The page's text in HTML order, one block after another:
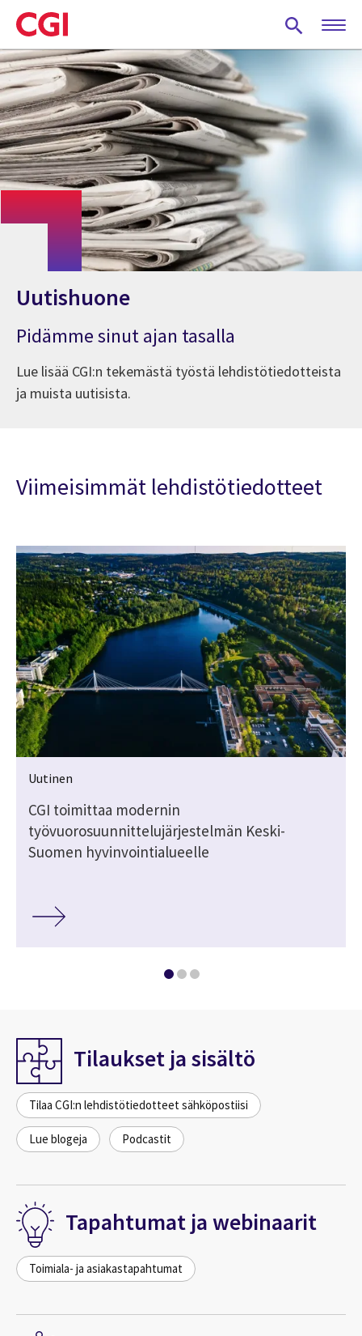
Skip
to
main
content
Uutishuone
Pidämme sinut ajan tasalla
Lue lisää CGI:n tekemästä työstä lehdistötiedotteista
ja muista uutisista.
Viimeisimmät lehdistötiedotteet
Uutinen
CGI toimittaa modernin
työvuorosuunnittelujärjestelmän Keski-
Suomen hyvinvointialueelle
Tilaukset ja sisältö
Tilaa CGI:n lehdistötiedotteet sähköpostiisi
Lue blogeja Podcastit
Tapahtumat ja webinaarit
Toimiala- ja asiakastapahtumat